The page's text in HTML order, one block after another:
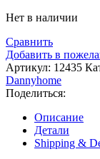
Нет в наличии
Сравнить
Добавить в
Артикул: 12435
Dannyhome
Поделиться:
Описание
Детали
Shipping &